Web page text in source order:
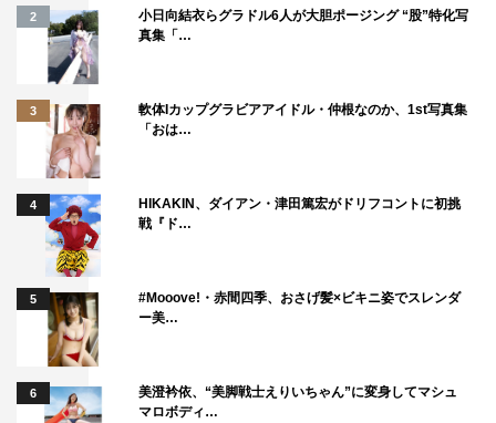
2
小日向結衣らグラドル6人が大胆ポージング “股”特化写
真集「…
3
軟体Iカップグラビアアイドル・仲根なのか、1st写真集
「おは…
4
HIKAKIN、ダイアン・津田篤宏がドリフコントに初挑
戦『ド…
5
#Mooove!・赤間四季、おさげ髪×ビキニ姿でスレンダ
ー美…
6
美澄衿依、“美脚戦士えりいちゃん”に変身してマシュ
マロボディ…